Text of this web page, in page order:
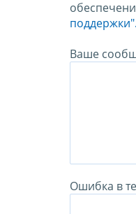
поддержки".
Ваше
Ошибка в